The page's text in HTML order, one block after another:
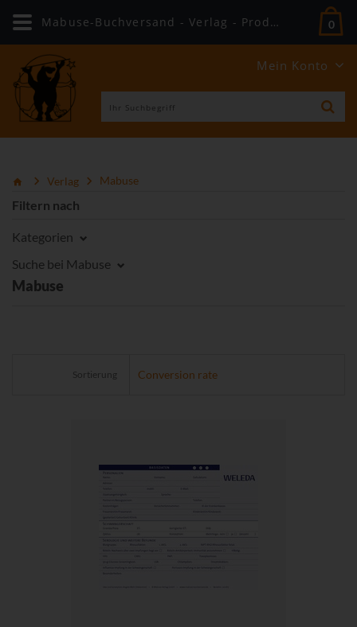
Mein Konto
0
Verlag Mabuse
Filtern nach
Kategorien
Suche bei Mabuse
Mabuse
Sortierung
Mabuse-Buchversand - Verlag - Produkte